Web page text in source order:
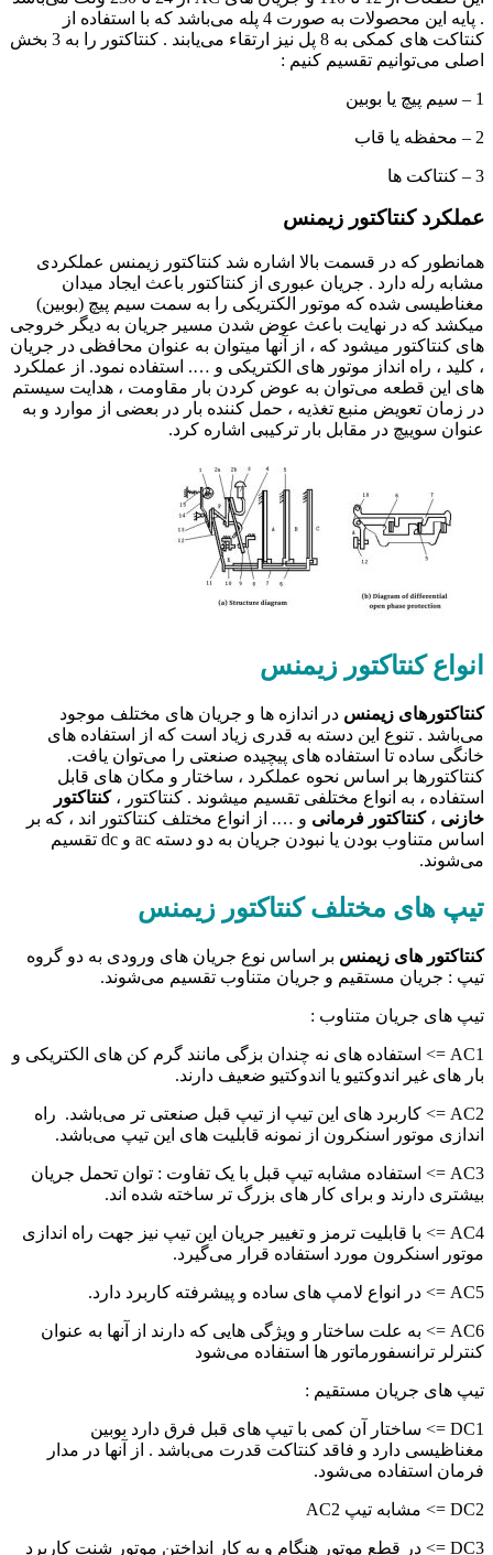
. پایه این محصولات به صورت 4 پله می‌باشد که با استفاده از
کنتاکت های کمکی به 8 پل نیز ارتقاء می‌یابند . کنتاکتور را به 3 بخش
اصلی می‌توانیم تقسیم کنیم :
1 – سیم پیچ یا بوبین
2 – محفظه یا قاب
3 – کنتاکت ها
عملکرد کنتاکتور زیمنس
همانطور که در قسمت بالا اشاره شد کنتاکتور زیمنس عملکردی
مشابه رله دارد . جریان عبوری از کنتاکتور باعث ایجاد میدان
مغناطیسی شده که موتور الکتریکی را به سمت سیم پیچ (بوبین)
میکشد که در نهایت باعث عوض شدن مسیر جریان به دیگر خروجی
های کنتاکتور میشود که ، از آنها میتوان به عنوان محافظی در جریان
، کلید ، راه انداز موتور های الکتریکی و …. استفاده نمود. از عملکرد
های این قطعه می‌توان به عوض کردن بار مقاومت ، هدایت سیستم
در زمان تعویض منبع تغذیه ، حمل کننده بار در بعضی از موارد و به
عنوان سوییچ در مقابل بار ترکیبی اشاره کرد.
انواع کنتاکتور زیمنس
کنتاکتور‌های زیمنس در اندازه ها و جریان های مختلف موجود
می‌باشد . تنوع این دسته به قدری زیاد است که از استفاده های
خانگی ساده تا استفاده های پیچیده صنعتی را می‌توان یافت.
کنتاکتورها بر اساس نحوه عملکرد ، ساختار و مکان های قابل
استفاده ، به انواع مختلفی تقسیم میشوند . کنتاکتور ، کنتاکتور
خازنی ،کنتاکتور فرمانی و …. از انواع مختلف کنتاکتور اند ، که بر
اساس متناوب بودن یا نبودن جریان به دو دسته ac و dc تقسیم
می‌شوند.
تیپ های مختلف کنتاکتور زیمنس
کنتاکتور های زیمنس بر اساس نوع جریان های ورودی به دو گروه
تیپ : جریان مستقیم و جریان متناوب تقسیم می‌شوند.
تیپ های جریان متناوب :
AC1 => استفاده های نه چندان بزگی مانند گرم کن های الکتریکی و
بار های غیر اندوکتیو یا اندوکتیو ضعیف دارند.
AC2 => کاربرد های این تیپ از تیپ قبل صنعتی تر می‌باشد. راه
اندازی موتور اسنکرون از نمونه قابلیت های این تیپ می‌باشد.
AC3 => استفاده مشابه تیپ قبل با یک تفاوت : توان تحمل جریان
بیشتری دارند و برای کار های بزرگ تر ساخته شده اند.
AC4 => با قابلیت ترمز و تغییر جریان این تیپ نیز جهت راه اندازی
موتور اسنکرون مورد استفاده قرار می‌گیرد.
AC5 => در انواع لامپ های ساده و پیشرفته کاربرد دارد.
AC6 => به علت ساختار و ویژگی هایی که دارند از آنها به عنوان
کنترلر ترانسفورماتور ها استفاده می‌شود
تیپ های جریان مستقیم :
DC1 => ساختار آن کمی با تیپ های قبل فرق دارد بوبین
مغناظیسی دارد و فاقد کنتاکت قدرت می‌باشد . از آنها در مدار
فرمان استفاده می‌شود.
DC2 => مشابه تیپ AC2
DC3 => در قطع موتور هنگام و به کار انداختن موتور شنت کاربرد